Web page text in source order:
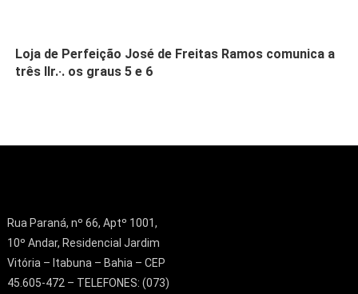
Loja de Perfeição José de Freitas Ramos comunica a
três IIr.·. os graus 5 e 6
Rua Paraná, nº 66, Aptº 1001,
10º Andar, Residencial Jardim
Vitória – Itabuna – Bahia – CEP
45.605-472 – TELEFONES: (073)